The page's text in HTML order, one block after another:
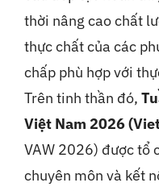
thời nâng cao chất
thực chất của các
chấp phù hợp với
Trên tinh thần đó,
Việt Nam 2026
VAW 2026) được tổ
chuyên môn và kết